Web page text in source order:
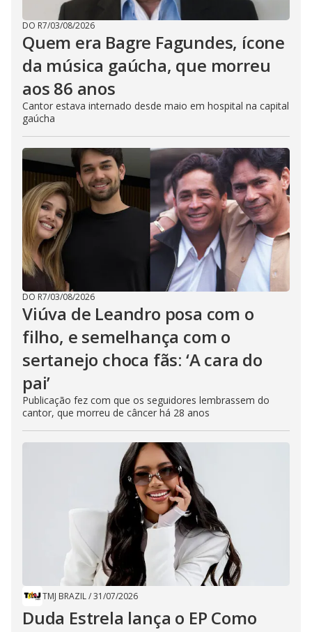
DO R7/03/08/2026
Quem era Bagre Fagundes, ícone
da música gaúcha, que morreu
aos 86 anos
Cantor estava internado desde maio em hospital na capital
gaúcha
DO R7/03/08/2026
Viúva de Leandro posa com o
filho, e semelhança com o
sertanejo choca fãs: ‘A cara do
pai’
Publicação fez com que os seguidores lembrassem do
cantor, que morreu de câncer há 28 anos
TMJ BRAZIL/31/07/2026
Duda Estrela lança o EP Como